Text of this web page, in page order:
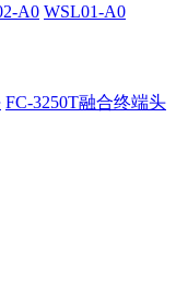
A0 WSL01-A0
FC-3250T融合终端头